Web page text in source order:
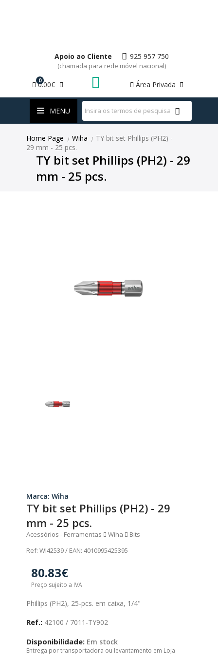
WhatsApp
Apoio ao Cliente 925 957 750
(chamada para rede móvel nacional)
Área Privada
0
0.00€
MENU
Home Page | Wiha | TY bit set Phillips (PH2) -
29 mm - 25 pcs.
TY bit set Phillips (PH2) - 29
mm - 25 pcs.
Marca: Wiha
TY bit set Phillips (PH2) - 29
mm - 25 pcs.
Acessórios - Ferramentas Wiha
Bits
Ref: WI42539 / EAN: 4010995425395
80.83€
Preço sujeito a IVA
Phillips (PH2), 25-pcs. em caixa, 1/4"
Ref.: 42100 / 7011-TY902
Disponibilidade: Em stock
Entrega por transportadora ou levantamento em Loja